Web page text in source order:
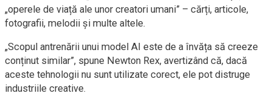
„operele de viață ale unor creatori umani” – cărți, articole,
fotografii, melodii și multe altele.
„Scopul antrenării unui model AI este de a învăța să creeze
conținut similar”, spune Newton Rex, avertizând că, dacă
aceste tehnologii nu sunt utilizate corect, ele pot distruge
industriile creative.